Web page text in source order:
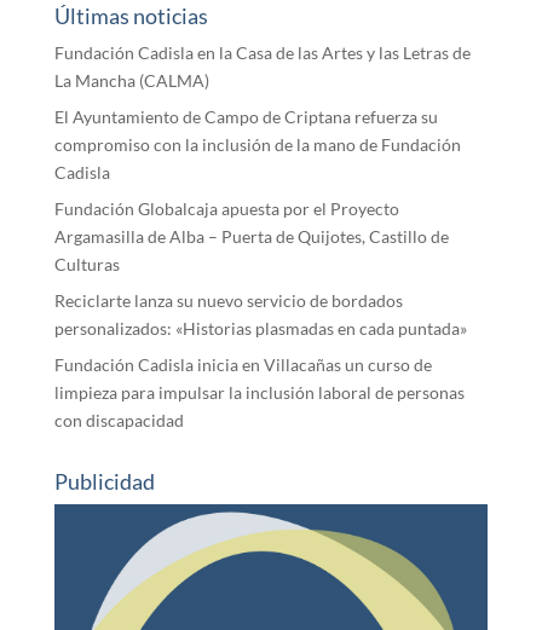
Últimas noticias
Fundación Cadisla en la Casa de las Artes y las Letras de
La Mancha (CALMA)
El Ayuntamiento de Campo de Criptana refuerza su
compromiso con la inclusión de la mano de Fundación
Cadisla
Fundación Globalcaja apuesta por el Proyecto
Argamasilla de Alba – Puerta de Quijotes, Castillo de
Culturas
Reciclarte lanza su nuevo servicio de bordados
personalizados: «Historias plasmadas en cada puntada»
Fundación Cadisla inicia en Villacañas un curso de
limpieza para impulsar la inclusión laboral de personas
con discapacidad
Publicidad